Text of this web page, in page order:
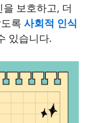
보호하고, 더
록 사회적 인식
있습니다.